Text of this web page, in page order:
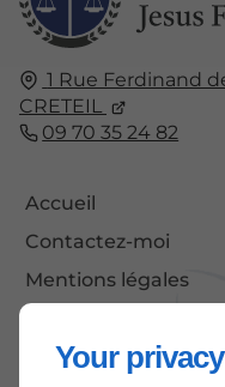
Your
1 Rue Ferdinand
CRETEIL
09 70 35 24 82
Accueil
Contactez-moi
Mentions légales